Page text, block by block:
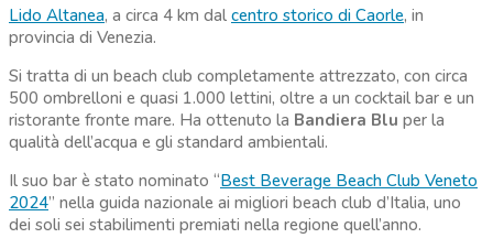
Lido Altanea, a circa 4 km dal centro storico di Caorle, in
provincia di Venezia.
Si tratta di un beach club completamente attrezzato, con circa
500 ombrelloni e quasi 1.000 lettini, oltre a un cocktail bar e un
ristorante fronte mare. Ha ottenuto la Bandiera Blu per la
qualità dell’acqua e gli standard ambientali.
Il suo bar è stato nominato “Best Beverage Beach Club Veneto
2024” nella guida nazionale ai migliori beach club d’Italia, uno
dei soli sei stabilimenti premiati nella regione quell’anno.